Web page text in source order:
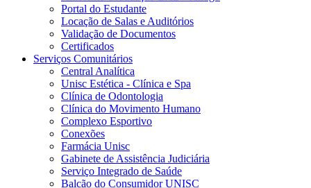
Portal do Estudante
Locação de Salas e Auditórios
Validação de Documentos
Certificados
Serviços Comunitários
Central Analítica
Unisc Estética - Clínica e Spa
Clínica de Odontologia
Clínica do Movimento Humano
Complexo Esportivo
Conexões
Farmácia Unisc
Gabinete de Assistência Judiciária
Serviço Integrado de Saúde
Balcão do Consumidor UNISC